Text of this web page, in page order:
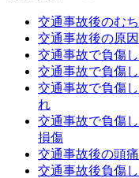
交通事故後のむ
交通事故後の原
交通事故で負傷
交通事故で負傷
交通事故で負傷
れ
交通事故で負傷
損傷
交通事故後の頭
交通事故後負傷